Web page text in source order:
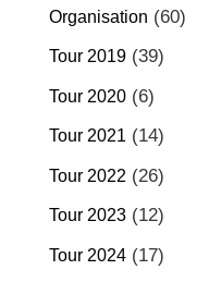
Organisation (60)
Tour 2019(39)
Tour 2020(6)
Tour 2021(14)
Tour 2022(26)
Tour 2023(12)
Tour 2024(17)